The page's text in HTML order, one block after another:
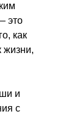
это
как
жизни,
и
с